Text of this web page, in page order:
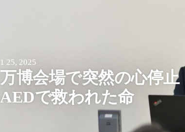
1 25, 2025
万博会場で突然の心停止
AEDで救われた命